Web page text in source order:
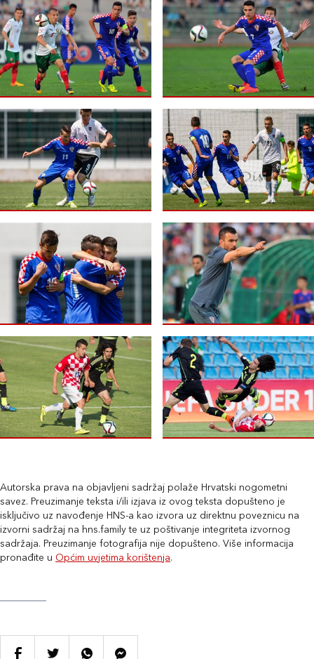
Autorska prava na objavljeni sadržaj polaže Hrvatski nogometni
savez. Preuzimanje teksta i/ili izjava iz ovog teksta dopušteno je
isključivo uz navođenje HNS-a kao izvora uz direktnu poveznicu na
izvorni sadržaj na hns.family te uz poštivanje integriteta izvornog
sadržaja. Preuzimanje fotografija nije dopušteno. Više informacija
pronađite u Općim uvjetima korištenja.